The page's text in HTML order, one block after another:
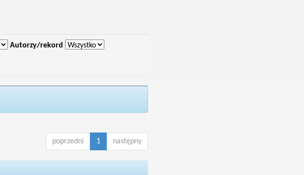
Autorzy/rekord
poprzedni 1 następny